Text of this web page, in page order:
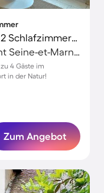
Wunderschöne Wohnung mit 2 Schlafzimmern für 4 Personen
Fontainebleau, Département Seine-et-Marne, Frankreich
4 Gäste im
in der Natur!
Zum Angebot